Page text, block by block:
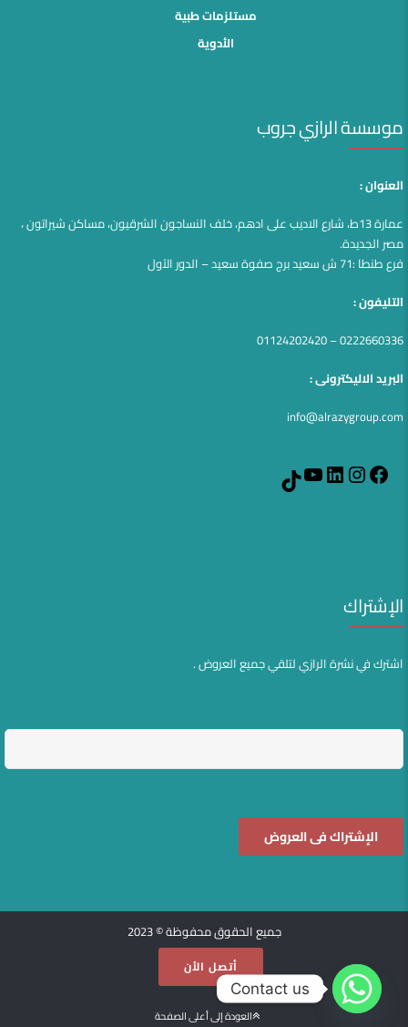
مستلزمات طبية
الأدوية
موسسة الرازي جروب
العنوان :
عمارة 13ط، شارع الاديب على ادهم، خلف النساجون الشرقيون، مساكن شيراتون ،
مصر الجديدة.
فرع طنطا :71 ش سعيد برج صفوة سعيد – الدور الآول
التليفون :
0222660336 – 01124202420
البريد الاليكترونى :
info@alrazygroup.com
Facebook
Instagram
LinkedIn
YouTube
الإشتراك
اشترك في نشرة الرازي لتلقي جميع العروض .
جميع الحقوق محفوظة © 2023
أتصل الأن
العودة إلى أعلى الصفحة
Contact us